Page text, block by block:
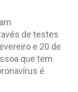
de testes
e 20 de
que tem
é